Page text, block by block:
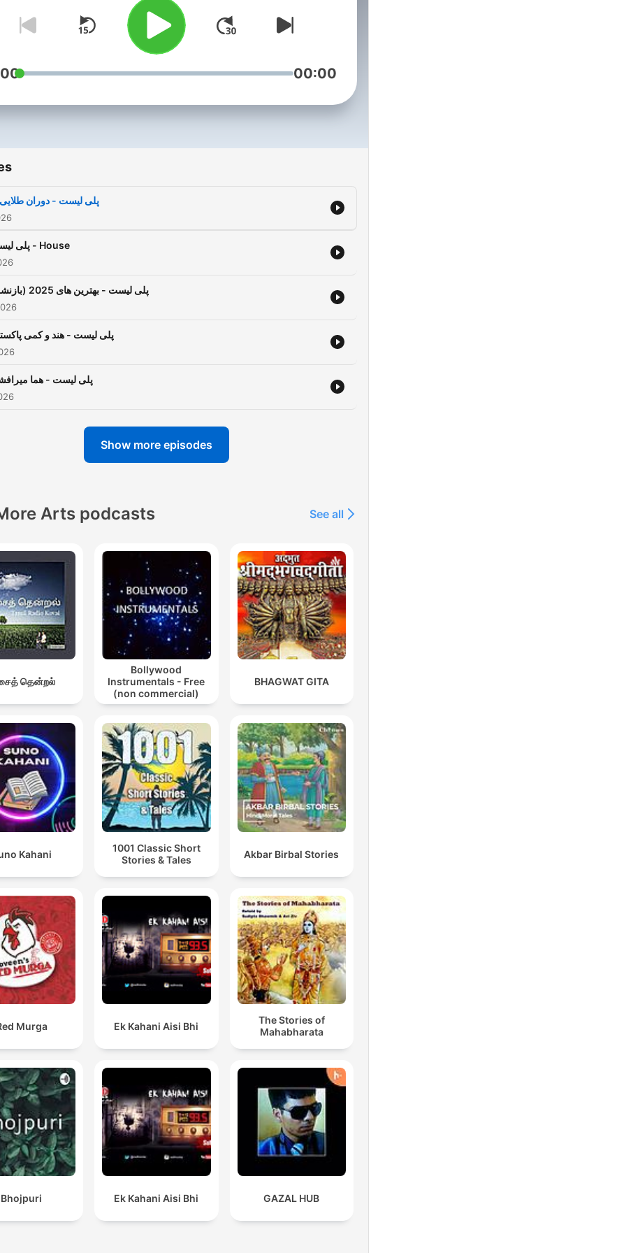
تلگرام پادکست مراجعه کنید
Https://t.me/playlistpodcas
مورد محتوای اپیزود ها تو شبکه های
Insta:https://instagram.com/Mokhtarrazmjooo
شدن رو کلیک کنید تا هر پنج شنبه از
میتونید دکمه قلب ❤️ رو فشار بدید
⭕️*توجه* تمام محتوای این
,استایل,خواننده ,ژانر و...خاصی مد
00:00
پلی لیست - دوران طلایی
پلی لیست - House
پلی لیست - بهترین های 2025 (بازنشر)
پلی لیست - هند و کمی
پلی لیست - هما
Show more episodes
Arts podcasts See all
தென்றல்
Bollywood
Instrumentals - Free
(non commercial)
BHAGWAT GITA
Kahani
1001 Classic Short
Stories & Tales
Akbar Birbal Stories
Murga Ek Kahani Aisi Bhi
The Stories of
Mahabharata
Bhojpuri Ek Kahani Aisi Bhi GAZAL HUB